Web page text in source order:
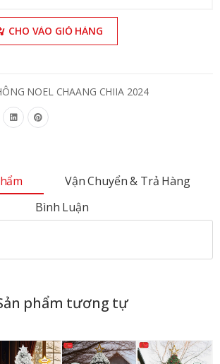
CHO VÀO GIỎ HÀNG
NOEL CHAANG CHIIA 2024
Vận Chuyển & Trả Hàng
Bình Luận
phẩm tương tự